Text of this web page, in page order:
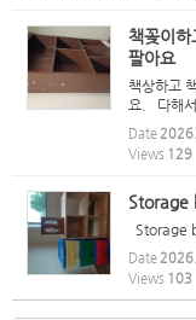
책꽂이
팔아요
책상하고
요. 다해
Date
Views 129
Storage
Storage
Date
Views 103